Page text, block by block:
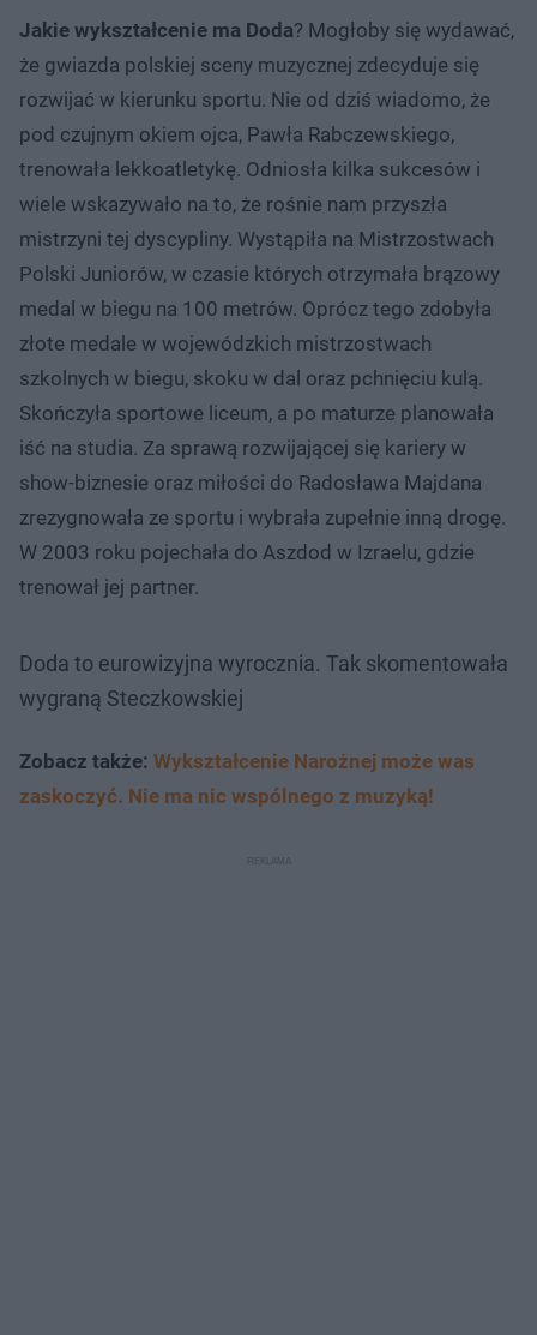
Jakie wykształcenie ma Doda? Mogłoby się wydawać,
że gwiazda polskiej sceny muzycznej zdecyduje się
rozwijać w kierunku sportu. Nie od dziś wiadomo, że
pod czujnym okiem ojca, Pawła Rabczewskiego,
trenowała lekkoatletykę. Odniosła kilka sukcesów i
wiele wskazywało na to, że rośnie nam przyszła
mistrzyni tej dyscypliny. Wystąpiła na Mistrzostwach
Polski Juniorów, w czasie których otrzymała brązowy
medal w biegu na 100 metrów. Oprócz tego zdobyła
złote medale w wojewódzkich mistrzostwach
szkolnych w biegu, skoku w dal oraz pchnięciu kulą.
Skończyła sportowe liceum, a po maturze planowała
iść na studia. Za sprawą rozwijającej się kariery w
show-biznesie oraz miłości do Radosława Majdana
zrezygnowała ze sportu i wybrała zupełnie inną drogę.
W 2003 roku pojechała do Aszdod w Izraelu, gdzie
trenował jej partner.
Doda to eurowizyjna wyrocznia. Tak skomentowała
wygraną Steczkowskiej
Zobacz także: Wykształcenie Narożnej może was
zaskoczyć. Nie ma nic wspólnego z muzyką!